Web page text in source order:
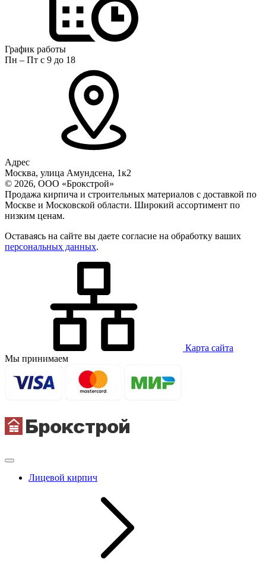
График работы
Пн – Пт с 9 до 18
Адрес
Москва, улица Амундсена, 1к2
© 2026, ООО «Брокстрой»
Продажа кирпича и строительных материалов с доставкой по
Москве и Московской области. Широкий ассортимент по
низким ценам.
Оставаясь на сайте вы даете согласие на обработку ваших
персональных данных.
Карта сайта
Мы принимаем
Лицевой кирпич